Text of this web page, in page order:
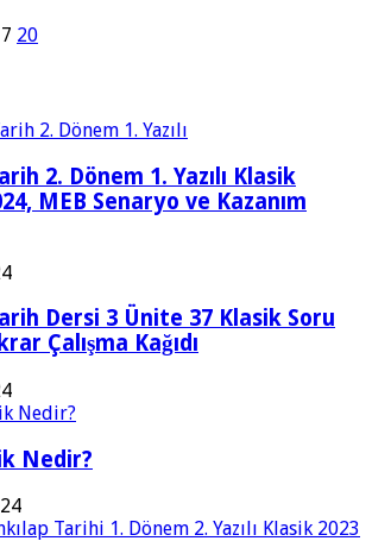
20
2. Dönem 1. Yazılı Klasik
MEB Senaryo ve Kazanım
Dersi 3 Ünite 37 Klasik Soru
Çalışma Kağıdı
Nedir?